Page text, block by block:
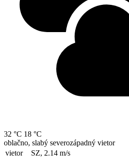
32 °C 18 °C
oblačno, slabý severozápadný vietor
vietor
SZ, 2.14 m/s